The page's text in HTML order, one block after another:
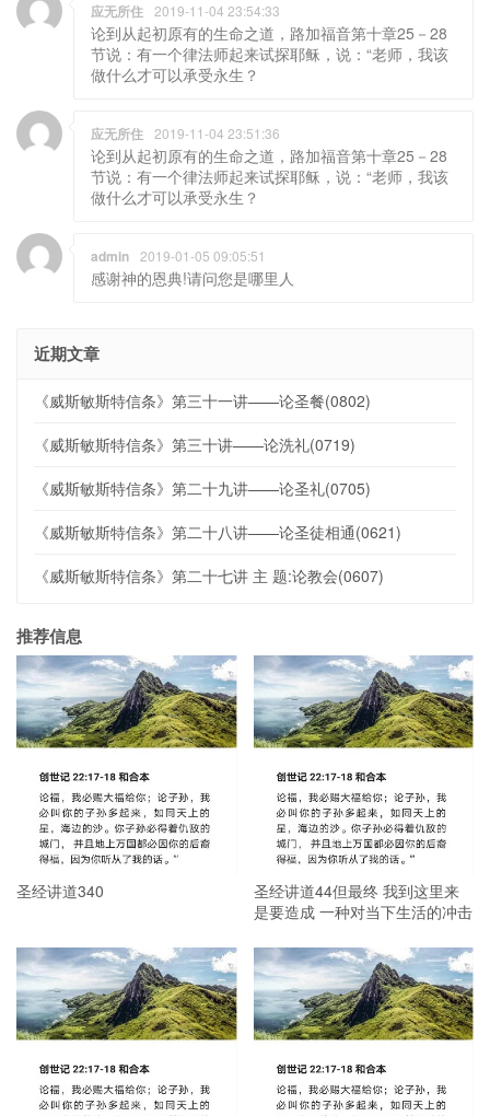
应无所住 2019-11-04 23:54:33
论到从起初原有的生命之道，路加福音第十章25－28
节说：有一个律法师起来试探耶稣，说：“老师，我该
做什么才可以承受永生？
应无所住 2019-11-04 23:51:36
论到从起初原有的生命之道，路加福音第十章25－28
节说：有一个律法师起来试探耶稣，说：“老师，我该
做什么才可以承受永生？
admin 2019-01-05 09:05:51
感谢神的恩典!请问您是哪里人
近期文章
《威斯敏斯特信条》第三十一讲——论圣餐(0802)
《威斯敏斯特信条》第三十讲——论洗礼(0719)
《威斯敏斯特信条》第二十九讲——论圣礼(0705)
《威斯敏斯特信条》第二十八讲——论圣徒相通(0621)
《威斯敏斯特信条》第二十七讲 主 题:论教会(0607)
推荐信息
圣经讲道340
圣经讲道44但最终 我到这里来
是要造成 一种对当下生活的冲击